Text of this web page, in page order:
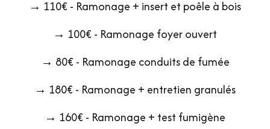
→ 110€ - Ramonage + insert et poêle à bois
→ 100€ - Ramonage foyer ouvert
→ 80€ - Ramonage conduits de fumée
→ 180€ - Ramonage + entretien granulés
→ 160€ - Ramonage + test fumigène